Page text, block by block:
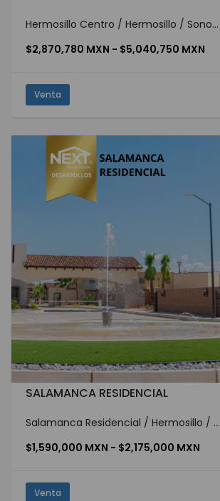
Hermosillo Centro / Hermosillo / Sono...
$2,870,780 MXN - $5,040,750 MXN
Venta
SALAMANCA RESIDENCIAL
Salamanca Residencial / Hermosillo / ...
$1,590,000 MXN - $2,175,000 MXN
Venta